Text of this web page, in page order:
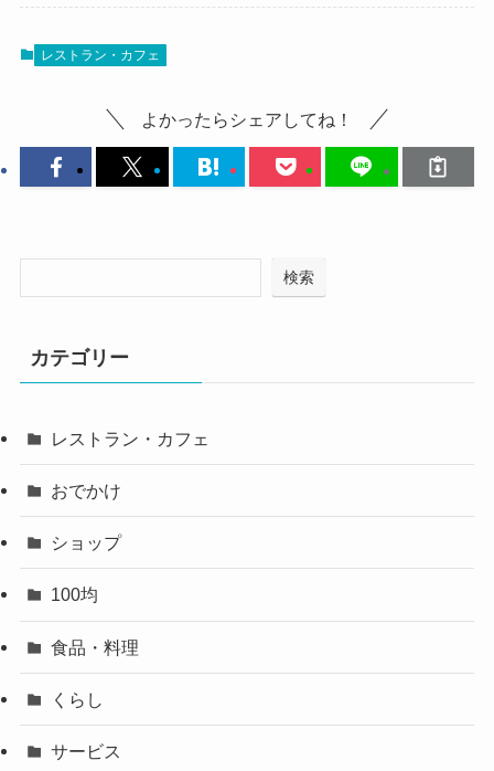
レストラン・カフェ
よかったらシェアしてね！
検索
カテゴリー
レストラン・カフェ
おでかけ
ショップ
100均
食品・料理
くらし
サービス